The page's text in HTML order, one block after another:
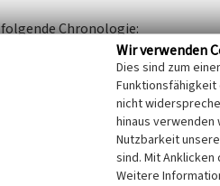
Chronologie:
Martin 1905-1937 an der
Sankt Theodor auf dem Platz
Bau seit 2001.
aus massivem,
Wir verwenden
Dies sind zum
Funktionsfähigkeit
nicht
hinaus verwenden
Nutzbarkeit
sind. Mit
Weitere